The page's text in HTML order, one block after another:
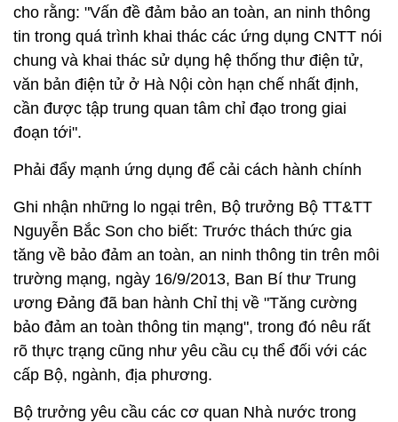
cho rằng: "Vấn đề đảm bảo an toàn, an ninh thông
tin trong quá trình khai thác các ứng dụng CNTT nói
chung và khai thác sử dụng hệ thống thư điện tử,
văn bản điện tử ở Hà Nội còn hạn chế nhất định,
cần được tập trung quan tâm chỉ đạo trong giai
đoạn tới".
Phải đẩy mạnh ứng dụng để cải cách hành chính
Ghi nhận những lo ngại trên, Bộ trưởng Bộ TT&TT
Nguyễn Bắc Son cho biết: Trước thách thức gia
tăng về bảo đảm an toàn, an ninh thông tin trên môi
trường mạng, ngày 16/9/2013, Ban Bí thư Trung
ương Đảng đã ban hành Chỉ thị về "Tăng cường
bảo đảm an toàn thông tin mạng", trong đó nêu rất
rõ thực trạng cũng như yêu cầu cụ thể đối với các
cấp Bộ, ngành, địa phương.
Bộ trưởng yêu cầu các cơ quan Nhà nước trong